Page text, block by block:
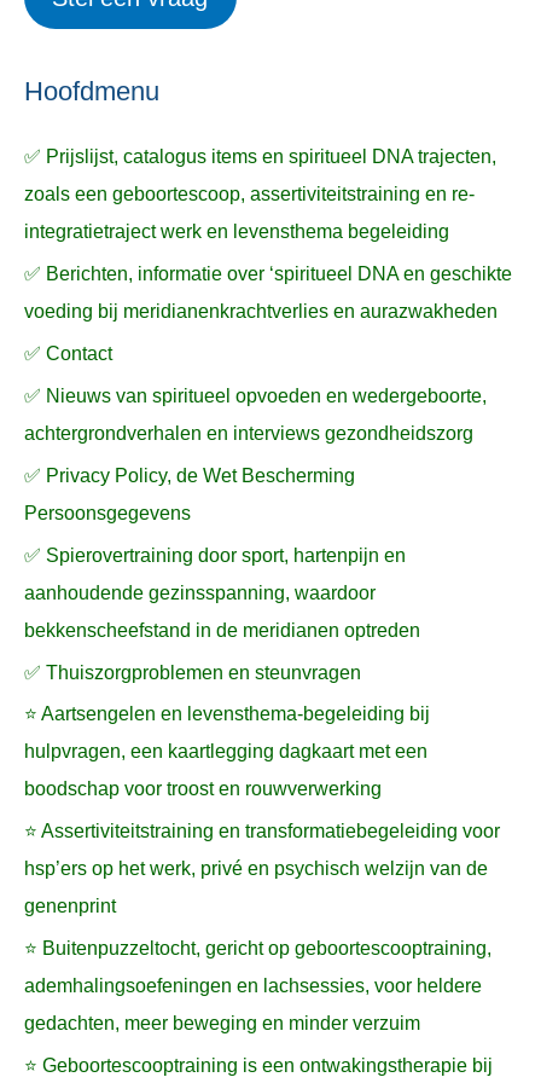
e
n
k
a
r
:
Hoofdmenu
✅ Prijslijst, catalogus items en spiritueel DNA trajecten,
zoals een geboortescoop, assertiviteitstraining en re-
integratietraject werk en levensthema begeleiding
✅ Berichten, informatie over ‘spiritueel DNA en geschikte
voeding bij meridianenkrachtverlies en aurazwakheden
✅ Contact
✅ Nieuws van spiritueel opvoeden en wedergeboorte,
achtergrondverhalen en interviews gezondheidszorg
✅ Privacy Policy, de Wet Bescherming
Persoonsgegevens
✅ Spierovertraining door sport, hartenpijn en
aanhoudende gezinsspanning, waardoor
bekkenscheefstand in de meridianen optreden
✅ Thuiszorgproblemen en steunvragen
⭐ Aartsengelen en levensthema-begeleiding bij
hulpvragen, een kaartlegging dagkaart met een
boodschap voor troost en rouwverwerking
⭐ Assertiviteitstraining en transformatiebegeleiding voor
hsp’ers op het werk, privé en psychisch welzijn van de
genenprint
⭐ Buitenpuzzeltocht, gericht op geboortescooptraining,
ademhalingsoefeningen en lachsessies, voor heldere
gedachten, meer beweging en minder verzuim
⭐ Geboortescooptraining is een ontwakingstherapie bij
p
n